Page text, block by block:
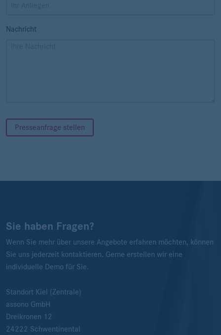
Nachricht
Presseanfrage stellen
Sie haben Fragen?
Wenn Sie mehr über unsere Angebote erfahren möchten, können
Sie uns jederzeit kontaktieren. Gerne erstellen wir eine
individuelle Demo für Sie.
Standort Kiel (Zentrale)
assono GmbH
Dreikronen 12
24222 Schwentinental